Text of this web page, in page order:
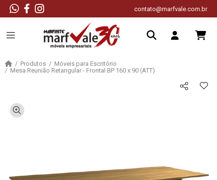
contato@marfvale.com.br
Produtos
Móveis para Escritório
Mesa Reunião Retangular - Frontal BP 160 x 90 (ATT)